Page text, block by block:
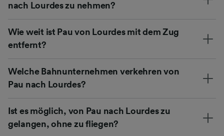
nach Lourdes zu nehmen?
Wie weit ist Pau von Lourdes mit dem Zug
entfernt?
Welche Bahnunternehmen verkehren von
Pau nach Lourdes?
Ist es möglich, von Pau nach Lourdes zu
gelangen, ohne zu fliegen?